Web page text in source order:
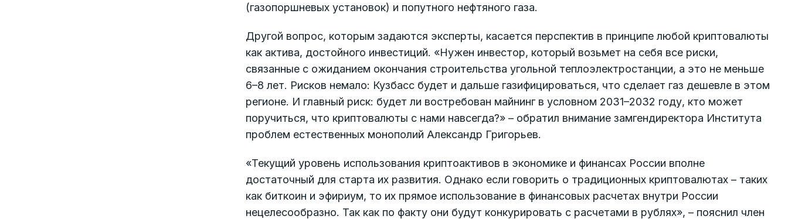
(газопоршневых установок) и попутного нефтяного газа.
Другой вопрос, которым задаются эксперты, касается перспектив в принципе любой криптовалюты
как актива, достойного инвестиций. «Нужен инвестор, который возьмет на себя все риски,
связанные с ожиданием окончания строительства угольной теплоэлектростанции, а это не меньше
6–8 лет. Рисков немало: Кузбасс будет и дальше газифицироваться, что сделает газ дешевле в этом
регионе. И главный риск: будет ли востребован майнинг в условном 2031–2032 году, кто может
поручиться, что криптовалюты с нами навсегда?» – обратил внимание замгендиректора Института
проблем естественных монополий Александр Григорьев.
«Текущий уровень использования криптоактивов в экономике и финансах России вполне
достаточный для старта их развития. Однако если говорить о традиционных криптовалютах – таких
как биткоин и эфириум, то их прямое использование в финансовых расчетах внутри России
нецелесообразно. Так как по факту они будут конкурировать с расчетами в рублях», – пояснил член